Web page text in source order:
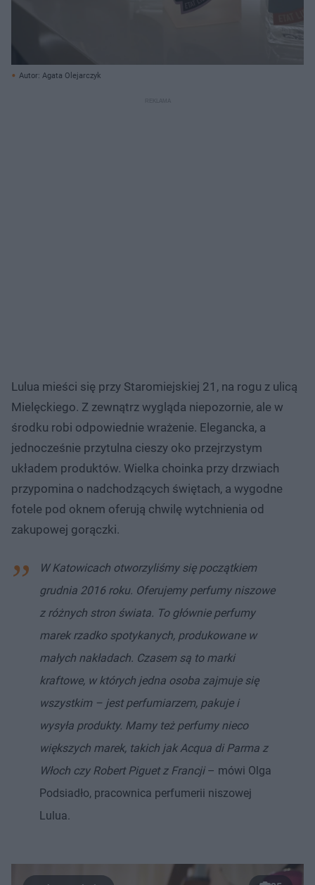
Autor: Agata Olejarczyk
Lulua mieści się przy Staromiejskiej 21, na rogu z ulicą
Mielęckiego. Z zewnątrz wygląda niepozornie, ale w
środku robi odpowiednie wrażenie. Elegancka, a
jednocześnie przytulna cieszy oko przejrzystym
układem produktów. Wielka choinka przy drzwiach
przypomina o nadchodzących świętach, a wygodne
fotele pod oknem oferują chwilę wytchnienia od
zakupowej gorączki.
W Katowicach otworzyliśmy się początkiem
grudnia 2016 roku. Oferujemy perfumy niszowe
z różnych stron świata. To głównie perfumy
marek rzadko spotykanych, produkowane w
małych nakładach. Czasem są to marki
kraftowe, w których jedna osoba zajmuje się
wszystkim – jest perfumiarzem, pakuje i
wysyła produkty. Mamy też perfumy nieco
większych marek, takich jak Acqua di Parma z
Włoch czy Robert Piguet z Francji– mówi Olga
Podsiadło, pracownica perfumerii niszowej
Lulua.